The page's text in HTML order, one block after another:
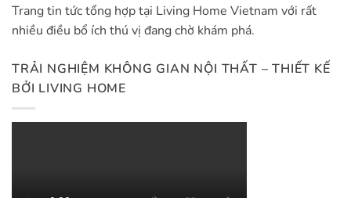
Trang tin tức tổng hợp tại Living Home Vietnam với rất
nhiều điều bổ ích thú vị đang chờ khám phá.
TRẢI NGHIỆM KHÔNG GIAN NỘI THẤT – THIẾT KẾ
BỞI LIVING HOME